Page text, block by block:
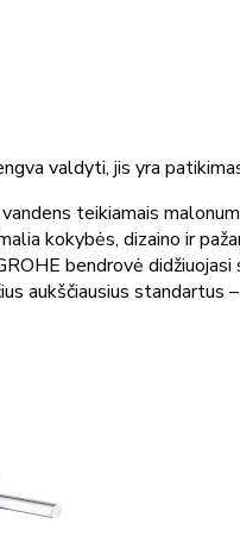
valdyti, jis yra
teikiamais
kokybės, dizaino ir
bendrovė
aukščiausius standartus